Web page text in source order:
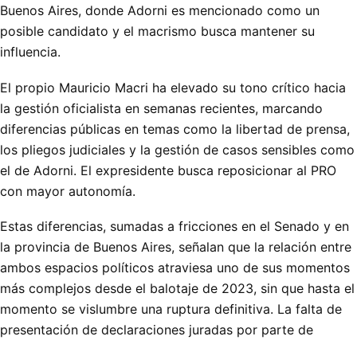
Buenos Aires, donde Adorni es mencionado como un
posible candidato y el macrismo busca mantener su
influencia.
El propio Mauricio Macri ha elevado su tono crítico hacia
la gestión oficialista en semanas recientes, marcando
diferencias públicas en temas como la libertad de prensa,
los pliegos judiciales y la gestión de casos sensibles como
el de Adorni. El expresidente busca reposicionar al PRO
con mayor autonomía.
Estas diferencias, sumadas a fricciones en el Senado y en
la provincia de Buenos Aires, señalan que la relación entre
ambos espacios políticos atraviesa uno de sus momentos
más complejos desde el balotaje de 2023, sin que hasta el
momento se vislumbre una ruptura definitiva. La falta de
presentación de declaraciones juradas por parte de